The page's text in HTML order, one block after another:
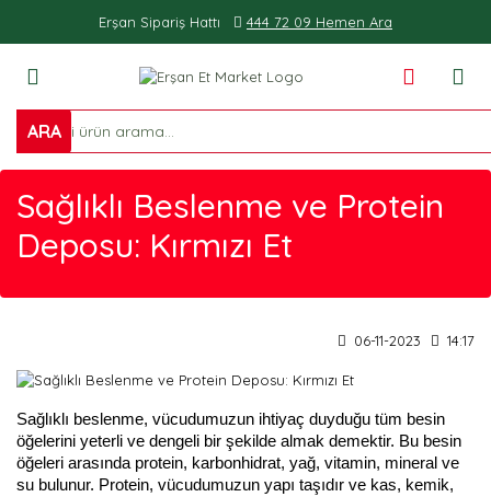
Erşan Sipariş Hattı 444 72 09 Hemen Ara
ARA
Sağlıklı Beslenme ve Protein
Deposu: Kırmızı Et
06-11-2023 14:17
Sağlıklı beslenme, vücudumuzun ihtiyaç duyduğu tüm besin
öğelerini yeterli ve dengeli bir şekilde almak demektir. Bu besin
öğeleri arasında protein, karbonhidrat, yağ, vitamin, mineral ve
su bulunur. Protein, vücudumuzun yapı taşıdır ve kas, kemik,